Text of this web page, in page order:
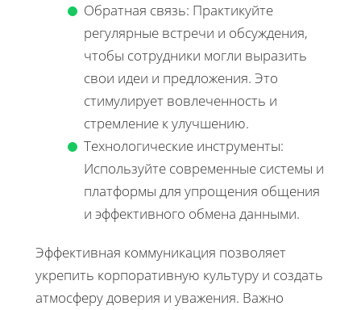
Обратная связь: Практикуйте
регулярные встречи и обсуждения,
чтобы сотрудники могли выразить
свои идеи и предложения. Это
стимулирует вовлеченность и
стремление к улучшению.
Технологические инструменты:
Используйте современные системы и
платформы для упрощения общения
и эффективного обмена данными.
Эффективная коммуникация позволяет
укрепить корпоративную культуру и создать
атмосферу доверия и уважения. Важно